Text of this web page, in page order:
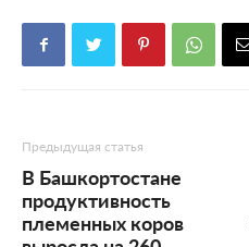
Предыдущая статья
В Башкортостане
продуктивность
племенных коров